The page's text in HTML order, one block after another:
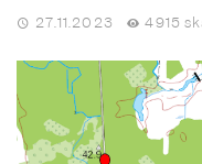
27.11.2023 4915